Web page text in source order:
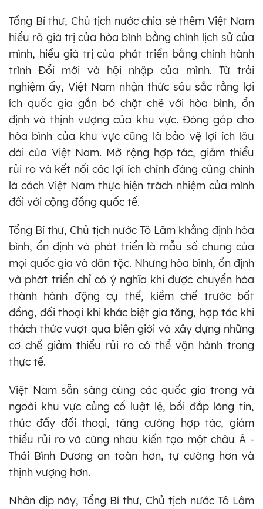
Tổng Bí thư, Chủ tịch nước chia sẻ thêm Việt Nam
hiểu rõ giá trị của hòa bình bằng chính lịch sử của
mình, hiểu giá trị của phát triển bằng chính hành
trình Đổi mới và hội nhập của mình. Từ trải
nghiệm ấy, Việt Nam nhận thức sâu sắc rằng lợi
ích quốc gia gắn bó chặt chẽ với hòa bình, ổn
định và thịnh vượng của khu vực. Đóng góp cho
hòa bình của khu vực cũng là bảo vệ lợi ích lâu
dài của Việt Nam. Mở rộng hợp tác, giảm thiểu
rủi ro và kết nối các lợi ích chính đáng cũng chính
là cách Việt Nam thực hiện trách nhiệm của mình
đối với cộng đồng quốc tế.
Tổng Bí thư, Chủ tịch nước Tô Lâm khẳng định hòa
bình, ổn định và phát triển là mẫu số chung của
mọi quốc gia và dân tộc. Nhưng hòa bình, ổn định
và phát triển chỉ có ý nghĩa khi được chuyển hóa
thành hành động cụ thể, kiềm chế trước bất
đồng, đối thoại khi khác biệt gia tăng, hợp tác khi
thách thức vượt qua biên giới và xây dựng những
cơ chế giảm thiểu rủi ro có thể vận hành trong
thực tế.
Việt Nam sẵn sàng cùng các quốc gia trong và
ngoài khu vực củng cố luật lệ, bồi đắp lòng tin,
thúc đẩy đối thoại, tăng cường hợp tác, giảm
thiểu rủi ro và cùng nhau kiến tạo một châu Á -
Thái Bình Dương an toàn hơn, tự cường hơn và
thịnh vượng hơn.
Nhân dịp này, Tổng Bí thư, Chủ tịch nước Tô Lâm